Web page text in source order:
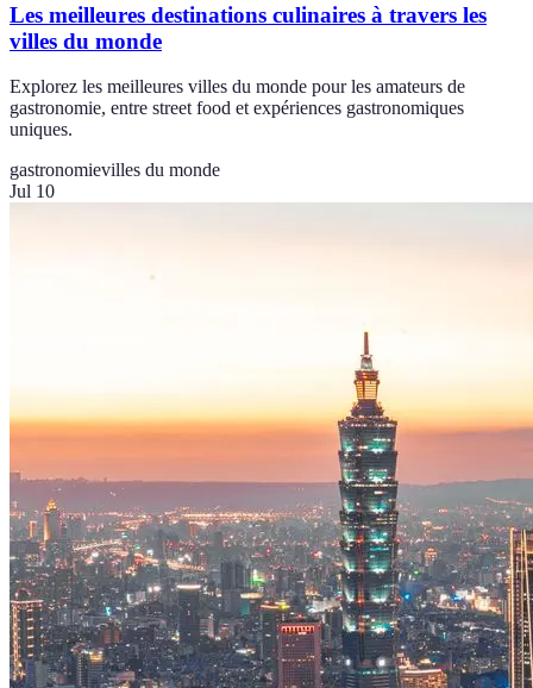
Les meilleures destinations culinaires à travers les
villes du monde
Explorez les meilleures villes du monde pour les amateurs de
gastronomie, entre street food et expériences gastronomiques
uniques.
gastronomievilles du monde
Jul 10